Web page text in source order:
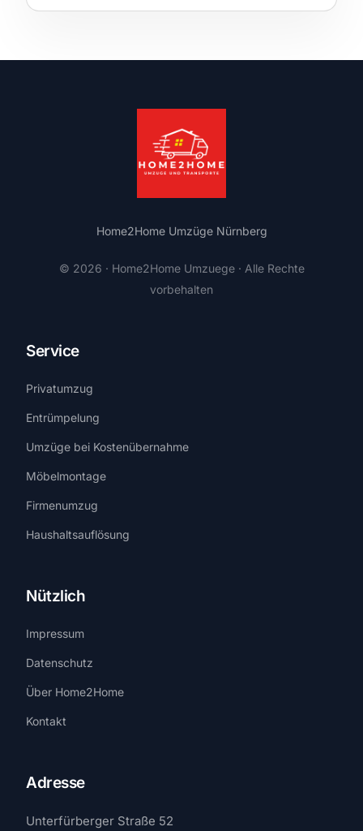
Home2Home Umzüge Nürnberg
© 2026 · Home2Home Umzuege · Alle Rechte
vorbehalten
Service
Privatumzug
Entrümpelung
Umzüge bei Kostenübernahme​
Möbelmontage
Firmenumzug
Haushaltsauflösung
Nützlich
Impressum
Datenschutz
Über Home2Home
Kontakt
Adresse
Unterfürberger Straße 52